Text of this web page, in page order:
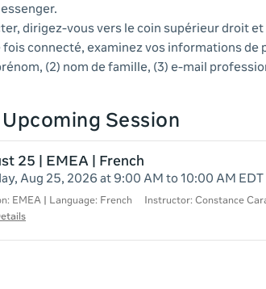
dirigez-vous vers le coin supérieur droit
fois connecté, examinez vos informations
(2) nom de famille, (3) e-mail
Upcoming Session
25 | EMEA | French
Aug 25, 2026 at 9:00 AM to 10:00 AM EDT
EMEA | Language: French
Instructor: Constance